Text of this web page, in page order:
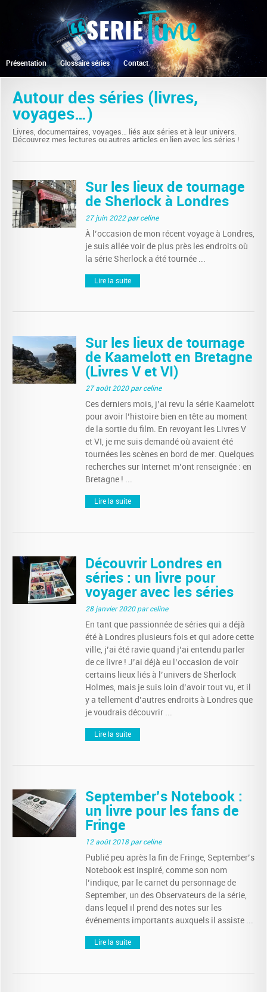
Présentation Glossaire séries Contact
Autour des séries (livres,
voyages…)
Livres, documentaires, voyages… liés aux séries et à leur univers.
Découvrez mes lectures ou autres articles en lien avec les séries !
Sur les lieux de tournage
de Sherlock à Londres
27 juin 2022par celine
À l’occasion de mon récent voyage à Londres,
je suis allée voir de plus près les endroits où
la série Sherlock a été tournée ...
Lire la suite
Sur les lieux de tournage
de Kaamelott en Bretagne
(Livres V et VI)
27 août 2020par celine
Ces derniers mois, j’ai revu la série Kaamelott
pour avoir l’histoire bien en tête au moment
de la sortie du film. En revoyant les Livres V
et VI, je me suis demandé où avaient été
tournées les scènes en bord de mer. Quelques
recherches sur Internet m’ont renseignée : en
Bretagne ! ...
Lire la suite
Découvrir Londres en
séries : un livre pour
voyager avec les séries
28 janvier 2020par celine
En tant que passionnée de séries qui a déjà
été à Londres plusieurs fois et qui adore cette
ville, j’ai été ravie quand j’ai entendu parler
de ce livre ! J’ai déjà eu l’occasion de voir
certains lieux liés à l’univers de Sherlock
Holmes, mais je suis loin d’avoir tout vu, et il
y a tellement d’autres endroits à Londres que
je voudrais découvrir ...
Lire la suite
September’s Notebook :
un livre pour les fans de
Fringe
12 août 2018par celine
Publié peu après la fin de Fringe, September’s
Notebook est inspiré, comme son nom
l’indique, par le carnet du personnage de
September, un des Observateurs de la série,
dans lequel il prend des notes sur les
événements importants auxquels il assiste ...
Lire la suite